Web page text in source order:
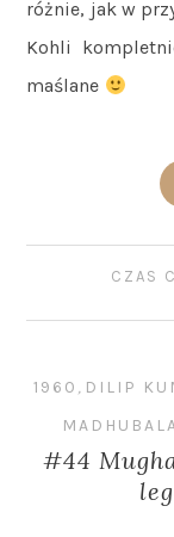
różnie, jak w
Kohli
maślane
CZAS
1960 , DILIP
#44